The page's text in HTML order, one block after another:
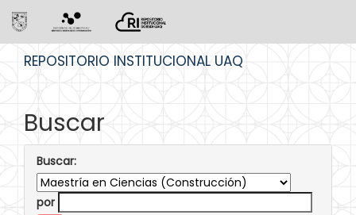
REPOSITORIO INSTITUCIONAL UAQ
Buscar
Buscar:
por